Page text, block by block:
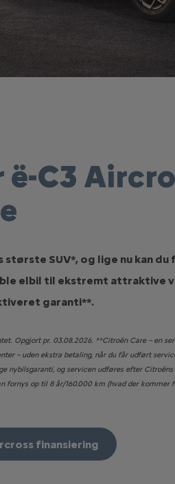
ë-C3
største SUV*, og lige nu kan du
elbil til ekstremt attraktive
garanti**.
Opgjort pr. 03.08.2026. **Citroën Care – en
– uden ekstra betaling, når du får udført
nybilsgaranti, og servicen udføres efter
fornys op til 8 år/160.000 km (hvad der kommer
finansiering